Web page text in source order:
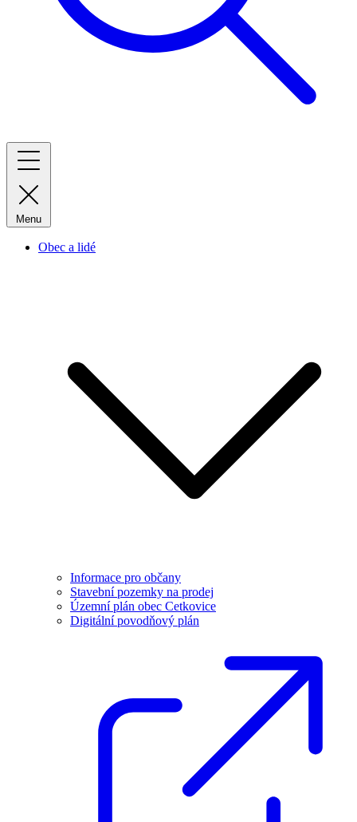
Menu
Obec a lidé
Informace pro občany
Stavební pozemky na prodej
Územní plán obec Cetkovice
Digitální povodňový plán